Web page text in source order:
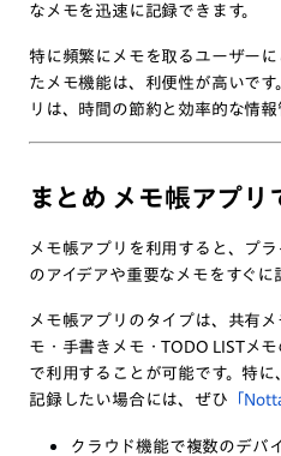
なメモを迅速に記録できます。
特に頻繁にメモを取るユーザー
たメモ機能は、利便性が高いで
リは、時間の節約と効率的な情報
まとめ メモ帳アプリ
メモ帳アプリを利用すると、プ
のアイデアや重要なメモをすぐに
メモ帳アプリのタイプは、共有
モ・手書きメモ・TODO LISTメ
で利用することが可能です。特
記録したい場合には、ぜひ 「
クラウド機能で複数のデバ